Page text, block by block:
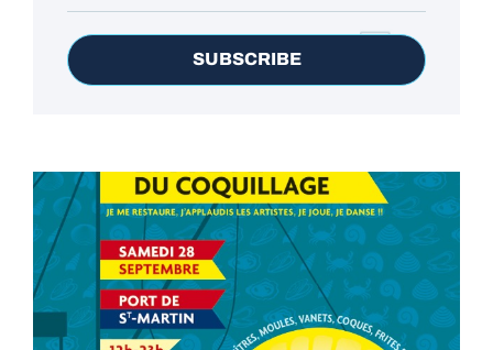
SUBSCRIBE